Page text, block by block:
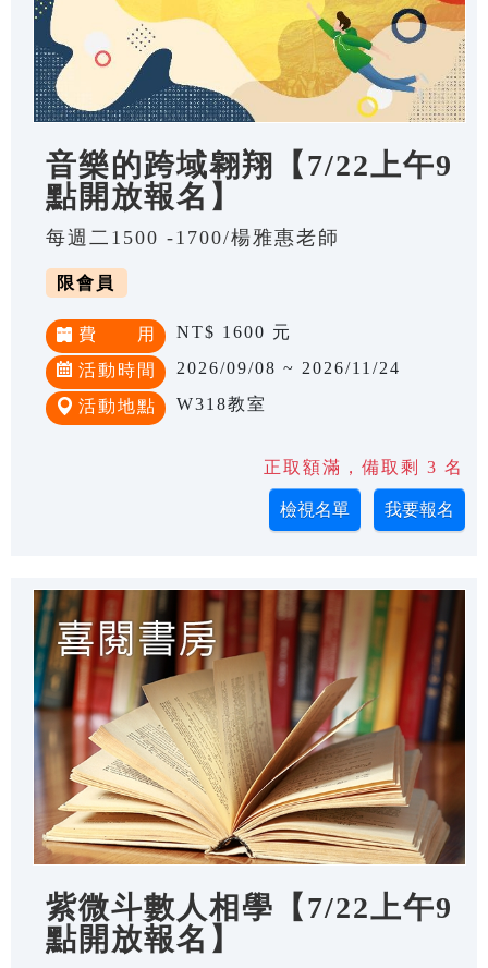
音樂的跨域翱翔【7/22上午9
點開放報名】
每週二1500 -1700/楊雅惠老師
限會員
費 用 NT$ 1600 元
活動時間 2026/09/08 ~ 2026/11/24
活動地點 W318教室
正取額滿，備取剩 3 名
紫微斗數人相學【7/22上午9
點開放報名】